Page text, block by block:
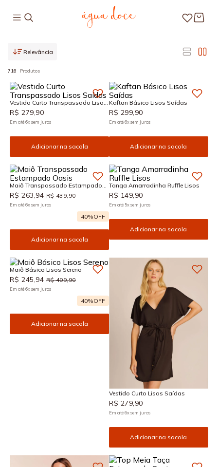
Relevância
716 Produtos
Vestido Curto Transpassado Lisos
Saídas
R$ 279,90
Em até6xsem juros
Adicionar na sacola
Kaftan Básico Lisos Saídas
R$ 299,90
Em até6xsem juros
Adicionar na sacola
Maiô Transpassado Estampado
Oasis
R$ 263,94 R$ 439,90
Em até6xsem juros
40%OFF
Adicionar na sacola
Tanga Amarradinha Ruffle Lisos
R$ 149,90
Em até 5xsem juros
Adicionar na sacola
Maiô Básico Lisos Sereno
R$ 245,94 R$ 409,90
Em até6xsem juros
40%OFF
Adicionar na sacola
Vestido Curto Lisos Saídas
R$ 279,90
Em até6xsem juros
Adicionar na sacola